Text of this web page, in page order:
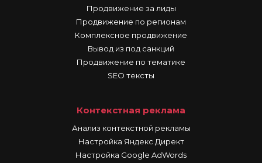
Продвижение за лиды
Продвижение по регионам
Комплексное продвижение
Вывод из под санкций
Продвижение по тематике
SEO тексты
Контекстная реклама
Анализ контекстной рекламы
Настройка Яндекс Директ
Настройка Google AdWords